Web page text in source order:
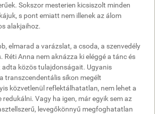
Sokszor mesterien kicsiszolt minden
s pont emiatt nem illenek az álom
alakjaihoz.
elmarad a varázslat, a csoda, a szenvedély
Réti Anna nem aknázza ki eléggé a tánc és
adta közös tulajdonságait. Ugyanis
transzcendentális síkon megélt
közvetlenül reflektálhatatlan, nem lehet a
redukálni. Vagy ha igen, már egyik sem az
levegőkönnyű megfoghatatlan